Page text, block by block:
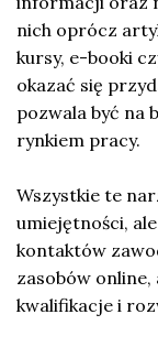
nich oprócz
kursy, e-booki
okazać się
pozwala być na
rynkiem pracy.
Wszystkie te
umiejętności,
kontaktów
zasobów
kwalifikacje i